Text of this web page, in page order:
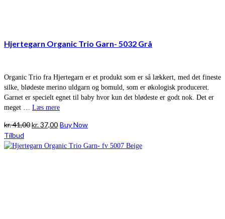
Hjertegarn Organic Trio Garn- 5032 Grå
Organic Trio fra Hjertegarn er et produkt som er så lækkert, med det fineste
silke, blødeste merino uldgarn og bomuld, som er økologisk produceret.
Garnet er specielt egnet til baby hvor kun det blødeste er godt nok. Det er
meget … Læs mere
kr.41,00Den
pris
kr.37,00Den
pris
Buy Now
Tilbud